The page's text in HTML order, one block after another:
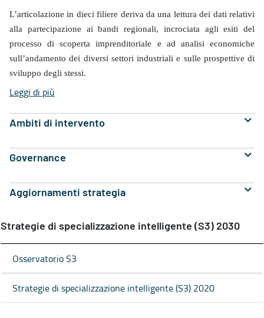
L’articolazione in dieci filiere deriva da una lettura dei dati relativi
alla partecipazione ai bandi regionali, incrociata agli esiti del
processo di scoperta imprenditoriale e ad analisi economiche
sull’andamento dei diversi settori industriali e sulle prospettive di
sviluppo degli stessi.
Leggi di più
Ambiti di intervento
Governance
Aggiornamenti strategia
Strategie di specializzazione intelligente (S3) 2030
Osservatorio S3
Strategie di specializzazione intelligente (S3) 2020